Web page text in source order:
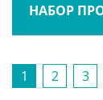
НАБОР
1 2 3